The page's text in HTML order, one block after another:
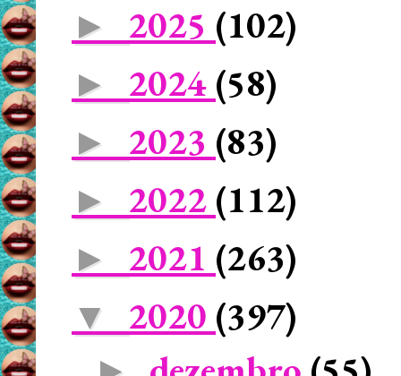
► 2025 (102)
► 2024 (58)
► 2023 (83)
► 2022 (112)
► 2021 (263)
▼ 2020 (397)